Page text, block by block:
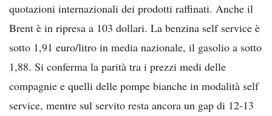
quotazioni internazionali dei prodotti raffinati. Anche il
Brent è in ripresa a 103 dollari. La benzina self service è
sotto 1,91 euro/litro in media nazionale, il gasolio a sotto
1,88. Si conferma la parità tra i prezzi medi delle
compagnie e quelli delle pompe bianche in modalità self
service, mentre sul servito resta ancora un gap di 12-13